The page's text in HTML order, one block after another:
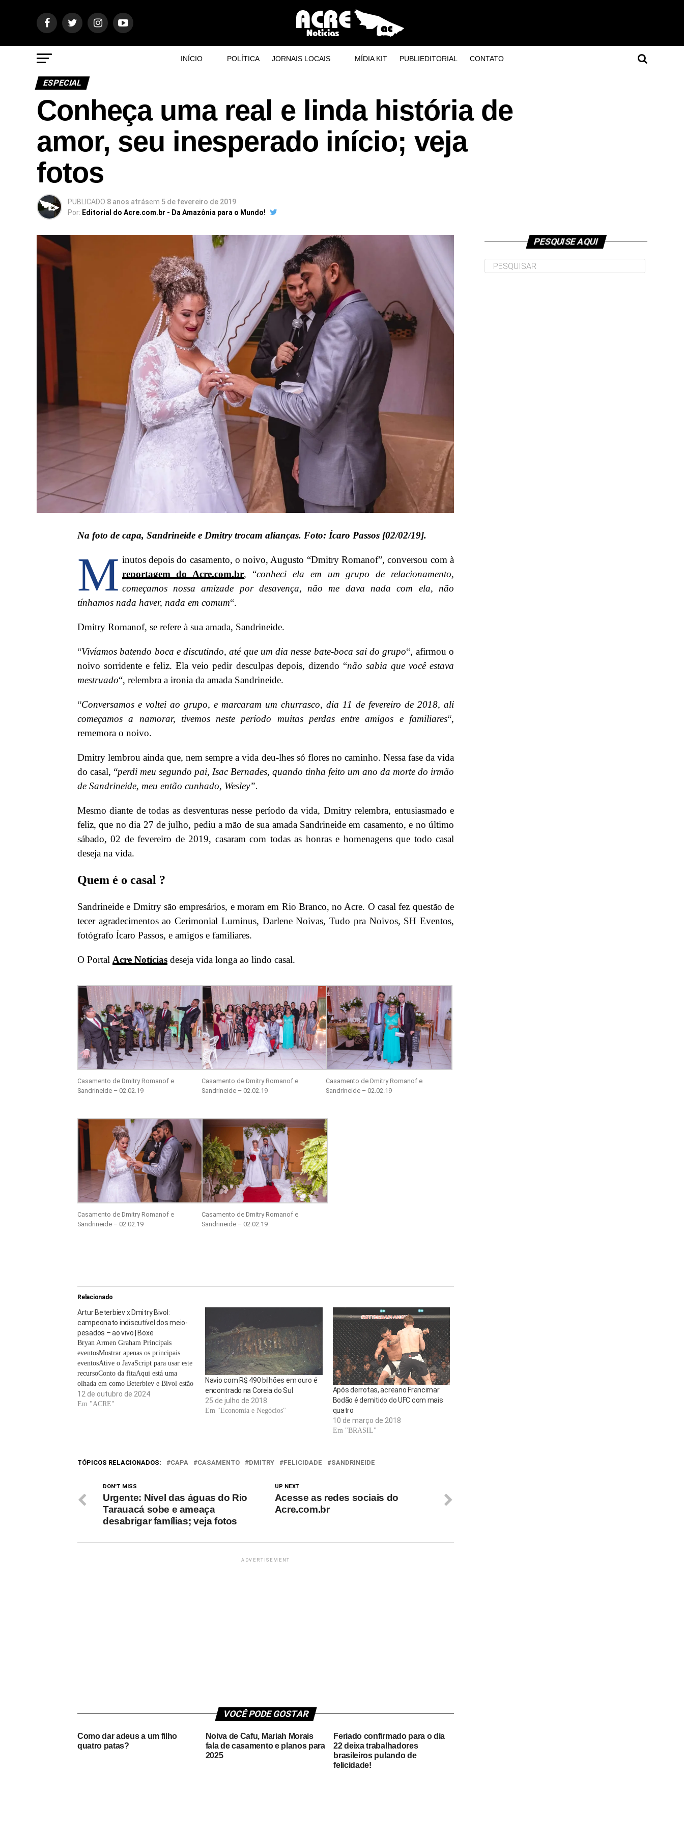
INÍCIO POLÍTICA JORNAIS LOCAIS MÍDIA KIT PUBLIEDITORIAL CONTATO
ESPECIAL
Conheça uma real e linda história de
amor, seu inesperado início; veja
fotos
PUBLICADO 8 anos atrásem 5 de fevereiro de 2019
Por: Editorial do Acre.com.br - Da Amazônia para o Mundo!
Na foto de capa, Sandrineide e Dmitry trocam alianças. Foto: Ícaro Passos [02/02/19].
M inutos depois do casamento, o noivo, Augusto “Dmitry Romanof”, conversou com à
reportagem do Acre.com.br, “conheci ela em um grupo de relacionamento,
começamos nossa amizade por desavença, não me dava nada com ela, não
tínhamos nada haver, nada em comum“.
Dmitry Romanof, se refere à sua amada, Sandrineide.
“Vivíamos batendo boca e discutindo, até que um dia nesse bate-boca sai do grupo“, afirmou o
noivo sorridente e feliz. Ela veio pedir desculpas depois, dizendo “não sabia que você estava
mestruado“, relembra a ironia da amada Sandrineide.
“Conversamos e voltei ao grupo, e marcaram um churrasco, dia 11 de fevereiro de 2018, ali
começamos a namorar, tivemos neste período muitas perdas entre amigos e familiares“,
rememora o noivo.
Dmitry lembrou ainda que, nem sempre a vida deu-lhes só flores no caminho. Nessa fase da vida
do casal, “perdi meu segundo pai, Isac Bernades, quando tinha feito um ano da morte do irmão
de Sandrineide, meu então cunhado, Wesley”.
Mesmo diante de todas as desventuras nesse período da vida, Dmitry relembra, entusiasmado e
feliz, que no dia 27 de julho, pediu a mão de sua amada Sandrineide em casamento, e no último
sábado, 02 de fevereiro de 2019, casaram com todas as honras e homenagens que todo casal
deseja na vida.
Quem é o casal ?
Sandrineide e Dmitry são empresários, e moram em Rio Branco, no Acre. O casal fez questão de
tecer agradecimentos ao Cerimonial Luminus, Darlene Noivas, Tudo pra Noivos, SH Eventos,
fotógrafo Ícaro Passos, e amigos e familiares.
O Portal Acre Notícias deseja vida longa ao lindo casal.
Casamento de Dmitry Romanof e
Sandrineide – 02.02.19
Casamento de Dmitry Romanof e
Sandrineide – 02.02.19
Casamento de Dmitry Romanof e
Sandrineide – 02.02.19
Casamento de Dmitry Romanof e
Sandrineide – 02.02.19
Casamento de Dmitry Romanof e
Sandrineide – 02.02.19
Relacionado
Artur Beterbiev x Dmitry Bivol:
campeonato indiscutível dos meio-
pesados ​​– ao vivo | Boxe
Bryan Armen Graham Principais
eventosMostrar apenas os principais
eventosAtive o JavaScript para usar este
recursoConto da fitaAqui está uma
olhada em como Beterbiev e Bivol estão
se saindo antes do evento principal desta
noite. Fisicamente, não há muito que
12 de outubro de 2024
Em "ACRE"
Navio com R$ 490 bilhões em ouro é
encontrado na Coreia do Sul
25 de julho de 2018
Em "Economia e Negócios"
Após derrotas, acreano Francimar
Bodão é demitido do UFC com mais
quatro
10 de março de 2018
Em "BRASIL"
TÓPICOS RELACIONADOS: CAPA CASAMENTO DMITRY FELICIDADE SANDRINEIDE
UP NEXT
Acesse as redes sociais do
Acre.com.br
DON'T MISS
Urgente: Nível das águas do Rio
Tarauacá sobe e ameaça
desabrigar famílias; veja fotos
ADVERTISEMENT
VOCÊ PODE GOSTAR
Como dar adeus a um filho
quatro patas?
Noiva de Cafu, Mariah Morais
fala de casamento e planos para
2025
Feriado confirmado para o dia
22 deixa trabalhadores
brasileiros pulando de
felicidade!
PESQUISE AQUI